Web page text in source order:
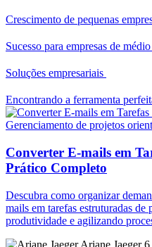
Crescimento de pequenas
Sucesso para empresas de
Soluções empresariais
Encontrando a ferramenta
Gerenciamento de projetos
Converter E-mails em
Prático Completo
Descubra como organizar
mails em tarefas estruturadas de
produtividade e agilizando
Ariane Jaeger6